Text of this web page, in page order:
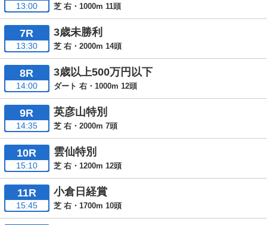
13:00 芝 右・1000m 11頭
7R
13:30
3歳未勝利
芝 右・2000m 14頭
8R
14:00
3歳以上500万円以下
ダート 右・1000m 12頭
9R
14:35
英彦山特別
芝 右・2000m 7頭
10R
15:10
雲仙特別
芝 右・1200m 12頭
11R
15:45
小倉日経賞
芝 右・1700m 10頭